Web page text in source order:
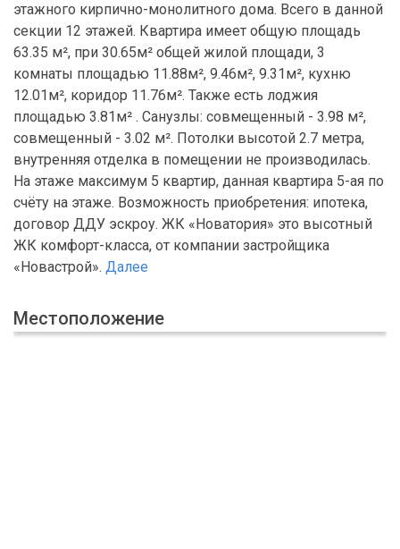
этажного кирпично-монолитного дома. Всего в данной
секции 12 этажей. Квартира имеет общую площадь
63.35 м², при 30.65м² общей жилой площади, 3
комнаты площадью 11.88м², 9.46м², 9.31м², кухню
12.01м², коридор 11.76м². Также есть лоджия
площадью 3.81м² . Санузлы: совмещенный - 3.98 м²,
совмещенный - 3.02 м². Потолки высотой 2.7 метра,
внутренняя отделка в помещении не производилась.
На этаже максимум 5 квартир, данная квартира 5-ая по
счёту на этаже. Возможность приобретения: ипотека,
договор ДДУ эскроу. ЖК «Новатория» это высотный
ЖК комфорт-класса, от компании застройщика
«Новастрой». Далее
Местоположение